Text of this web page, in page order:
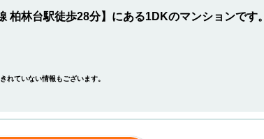
林台駅徒歩28分】にある1DKのマンションです。
れていない情報もございます。